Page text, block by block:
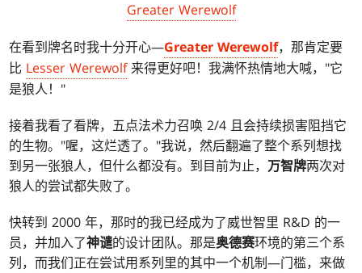
Greater Werewolf
在看到牌名时我十分开心—Greater Werewolf，那肯定要
比 Lesser Werewolf来得更好吧！我满怀热情地大喊，"它
是狼人！"
接着我看了看牌，五点法术力召唤 2/4 且会持续损害阻挡它
的生物。"喔，这烂透了。"我说，然后翻遍了整个系列想找
到另一张狼人，但什么都没有。到目前为止， 万智牌两次对
狼人的尝试都失败了。
快转到 2000 年，那时的我已经成为了威世智里 R&D 的一
员，并加入了神谴的设计团队。那是奥德赛环境的第三个系
列，而我们正在尝试用系列里的其中一个机制—门槛，来做